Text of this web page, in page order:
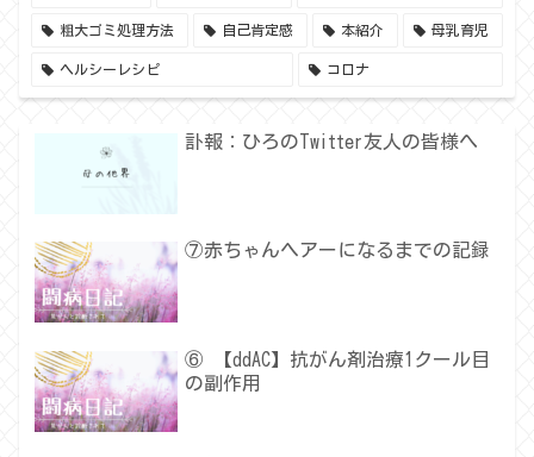
粗大ゴミ処理方法 自己肯定感 本紹介 母乳育児
ヘルシーレシピ コロナ
訃報：ひろのTwitter友人の皆様へ
⑦赤ちゃんヘアーになるまでの記録
⑥ 【ddAC】抗がん剤治療1クール目
の副作用